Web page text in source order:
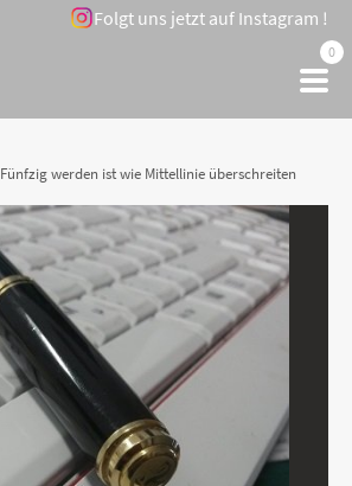
Folgt uns jetzt auf Instagram !
0
Fünfzig werden ist wie Mittellinie überschreiten